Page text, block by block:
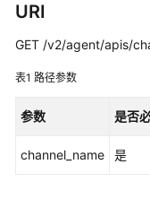
费
说
明
速
URI
GET /v2/agent/apis/
表1 路径参数
参数 是否
channel_name 是